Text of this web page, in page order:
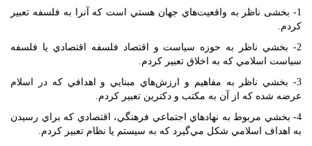
1- بخشی ناظر به واقعيت‌هاي جهان هستي است که آنرا به فلسفه تعبير
كردم.
2- بخشي ناظر به حوزه سياست و اقتصاد فلسفه اقتصادي يا فلسفه
سياست اسلامي كه به اخلاق تعبير كردم.
3- بخشي ناظر به مفاهيم و ارزش‌هاي مبنايي و اهدافي كه در اسلام
عرضه شده كه از آن به مكتب و دكترين تعبير كردم.
4- بخشي مربوط به نهادهاي اجتماعي فرهنگي، اقتصادي كه براي رسيدن
به اهداف اسلامي شكل مي‌گيرد كه به سيستم يا نظام تعبير كردم.